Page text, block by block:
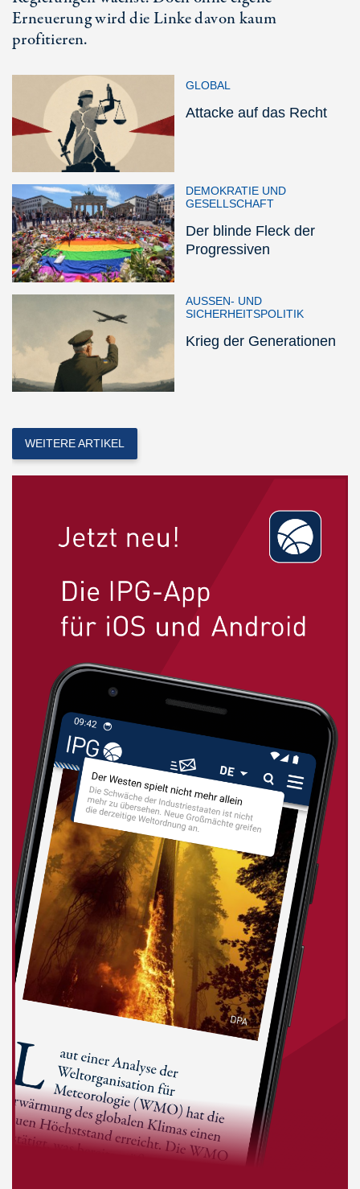
Erneuerung wird die Linke davon kaum
profitieren.
GLOBAL
Attacke auf das Recht
DEMOKRATIE UND
GESELLSCHAFT
Der blinde Fleck der
Progressiven
AUSSEN- UND S
ICHERHEITSPOLITIK
Krieg der Generationen
WEITERE ARTIKEL